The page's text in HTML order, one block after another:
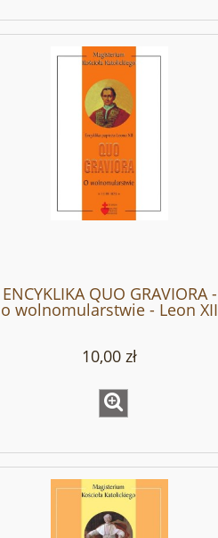
ENCYKLIKA QUO GRAVIORA -
o wolnomularstwie - Leon XII
10,00 zł